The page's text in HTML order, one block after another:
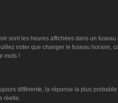
sont les heures affichées dans un
noter que changer le fuseau
mots !
différente, la réponse la plus
réelle.